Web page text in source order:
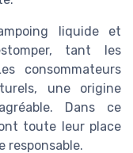
liquide et
tant les
consommateurs
une origine
Dans ce
toute leur place
responsable.